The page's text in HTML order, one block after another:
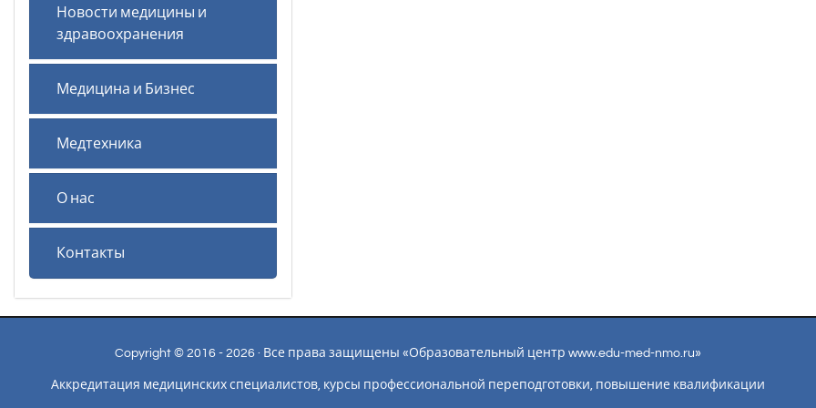
Новости медицины и
здравоохранения
Медицина и Бизнес
Медтехника
О нас
Контакты
Copyright © 2016 - 2026 · Все права защищены «Образовательный центр www.edu-med-nmo.ru»
Аккредитация медицинских специалистов, курсы профессиональной переподготовки, повышение квалификации